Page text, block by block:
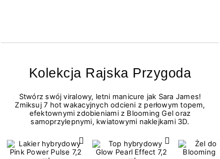
Kolekcja Rajska Przygoda
Stwórz swój viralowy, letni manicure jak Sara James!
Zmiksuj 7 hot wakacyjnych odcieni z perłowym topem,
efektownymi zdobieniami z Blooming Gel oraz
samoprzylepnymi, kwiatowymi naklejkami 3D.